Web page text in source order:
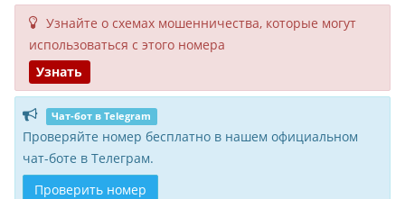
Узнайте о схемах мошенни­чества, кото­рые могут
исполь­зоваться с этого номера
Узнать
Чат-бот в Telegram
Проверяйте номер бесплатно в нашем официальном
чат-боте в Телеграм.
Проверить номер